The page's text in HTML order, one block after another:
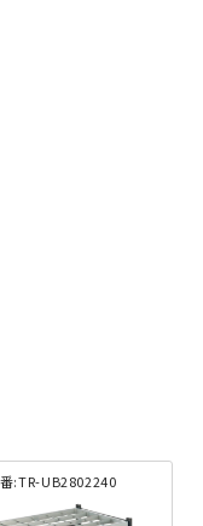
:TR-UB2802240